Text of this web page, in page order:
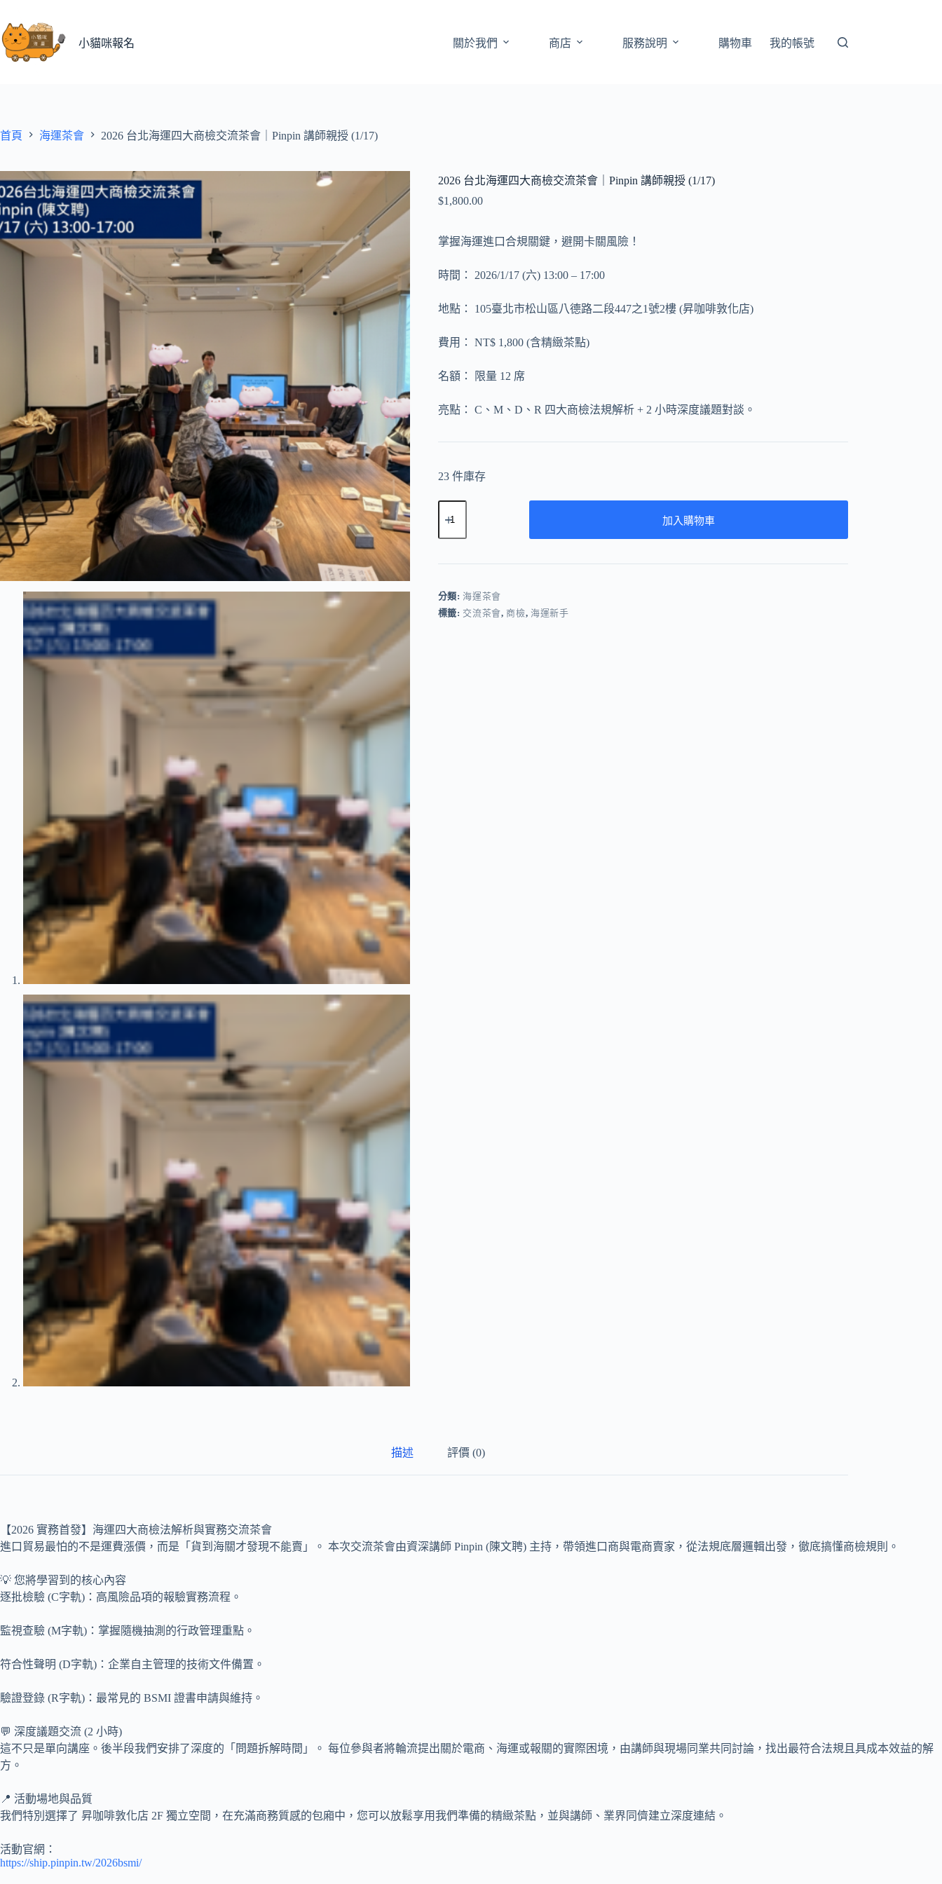
至
主
要
小貓咪報名 關於我們 商店 服務說明 購物車 我的帳號
首頁 海運茶會 2026 台北海運四大商檢交流茶會｜Pinpin 講師親授 (1/17)
2026 台北海運四大商檢交流茶會｜Pinpin 講師親授 (1/17)
$1,800.00
掌握海運進口合規關鍵，避開卡關風險！
時間： 2026/1/17 (六) 13:00 – 17:00
地點： 105臺北市松山區八德路二段447之1號2樓 (昇咖啡敦化店)
費用： NT$ 1,800 (含精緻茶點)
名額： 限量 12 席
亮點： C、M、D、R 四大商檢法規解析 + 2 小時深度議題對談。
23 件庫存
2026
台
北
運
大
商
加入購物車
分類: 海運茶會
標籤: 交流茶會,商檢, 海運新手
描述 評價 (0)
【2026 實務首發】海運四大商檢法解析與實務交流茶會
進口貿易最怕的不是運費漲價，而是「貨到海關才發現不能賣」。 本次交流茶會由資深講師 Pinpin (陳文聘) 主持，帶領進口商與電商賣家，從法規底層邏輯出發，徹底搞懂商檢規則。
💡 您將學習到的核心內容
逐批檢驗 (C字軌)：高風險品項的報驗實務流程。
監視查驗 (M字軌)：掌握隨機抽測的行政管理重點。
符合性聲明 (D字軌)：企業自主管理的技術文件備置。
驗證登錄 (R字軌)：最常見的 BSMI 證書申請與維持。
💬 深度議題交流 (2 小時)
這不只是單向講座。後半段我們安排了深度的「問題拆解時間」。 每位參與者將輪流提出關於電商、海運或報關的實際困境，由講師與現場同業共同討論，找出最符合法規且具成本效益的解
方。
📍 活動場地與品質
我們特別選擇了 昇咖啡敦化店 2F 獨立空間，在充滿商務質感的包廂中，您可以放鬆享用我們準備的精緻茶點，並與講師、業界同儕建立深度連結。
活動官網：
https://ship.pinpin.tw/2026bsmi/